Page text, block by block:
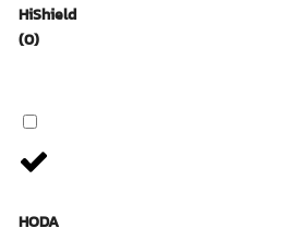
HiShield
(0)
HODA